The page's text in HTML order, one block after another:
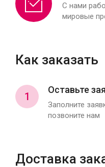
С нами
мировые
Как заказать
1
Оставьте
Заполните
позвоните нам
Доставка